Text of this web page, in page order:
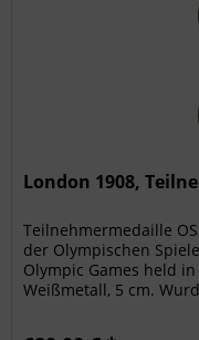
London 1908,
Teilnehmermedaille
der Olympischen
Olympic Games held in
Weißmetall, 5 cm.